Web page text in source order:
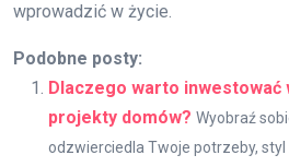
wprowadzić w życie.
Podobne posty:
Dlaczego warto inwestować
projekty domów? Wyobraź
odzwierciedla Twoje potrzeby, styl